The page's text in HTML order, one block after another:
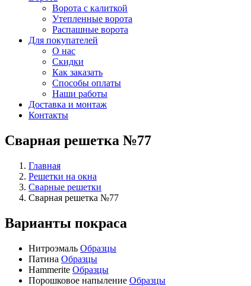
Ворота с калиткой
Утепленные ворота
Распашные ворота
Для покупателей
О нас
Скидки
Как заказать
Способы оплаты
Наши работы
Доставка и монтаж
Контакты
Сварная решетка №77
Главная
Решетки на окна
Сварные решетки
Сварная решетка №77
Варианты покраса
Нитроэмаль Образцы
Патина Образцы
Hammerite Образцы
Порошковое напыление Образцы